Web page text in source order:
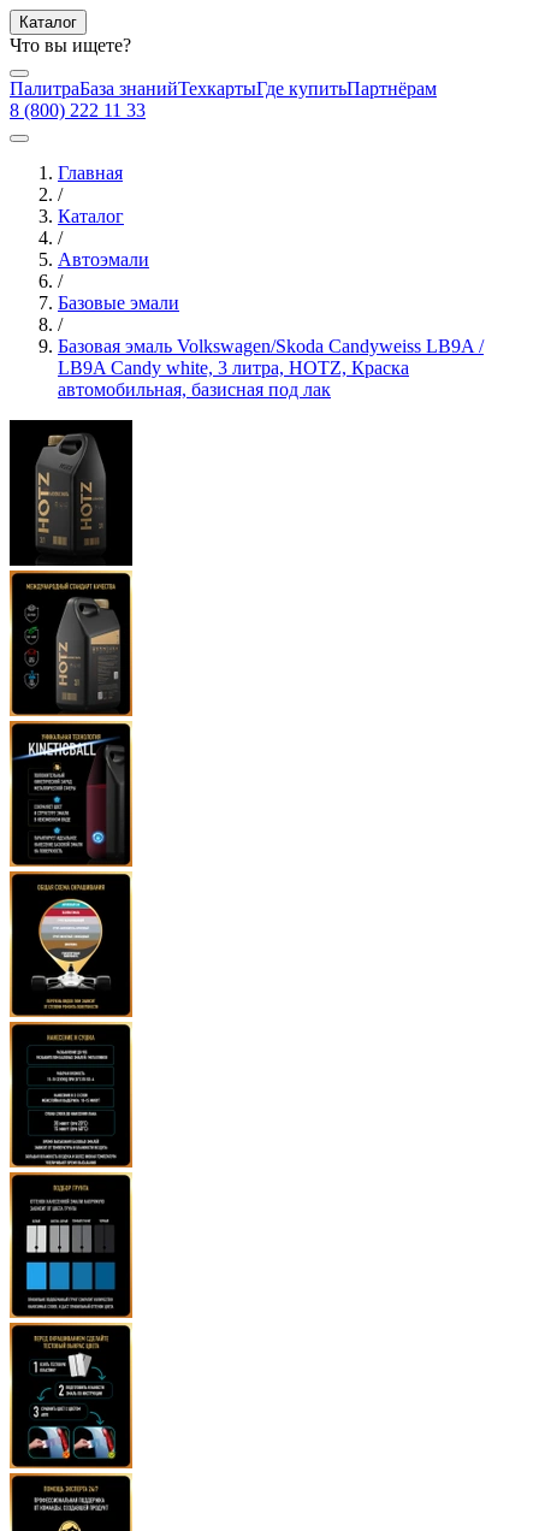
Каталог
Что вы ищете?
ПалитраБаза знанийТехкартыГде купитьПартнёрам
8 (800) 222 11 33
Главная
/
Каталог
/
Автоэмали
/
Базовые эмали
/
Базовая эмаль Volkswagen/Skoda Candyweiss LB9A /
LB9A Candy white, 3 литра, HOTZ, Краска
автомобильная, базисная под лак